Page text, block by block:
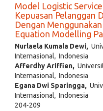
Model Logistic
Kepuasan Pelanggan
Dengan
Equation Modelling
Nurlaela Kumala Dewi,
Internasional, Indonesia
Afferdhy Ariffien,
Internasional, Indonesia
Egana Dwi Sparingga,
Internasional, Indonesia
204-209